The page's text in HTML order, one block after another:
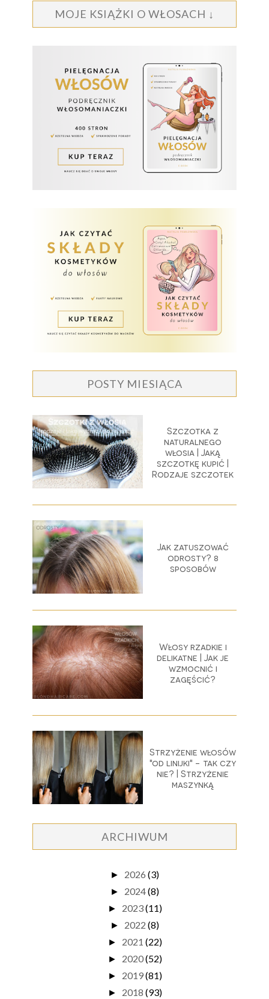
MOJE KSIĄŻKI O WŁOSACH ↓
POSTY MIESIĄCA
Szczotka z
naturalnego
włosia | Jaką
szczotkę kupić |
Rodzaje szczotek
Jak zatuszować
odrosty? 8
sposobów
Włosy rzadkie i
delikatne | Jak je
wzmocnić i
zagęścić?
Strzyżenie włosów
"od linijki" - tak czy
nie? | Strzyżenie
maszynką
ARCHIWUM
► 2026 (3)
► 2024(8)
► 2023(11)
► 2022 (8)
► 2021 (22)
► 2020(52)
► 2019(81)
► 2018 (93)